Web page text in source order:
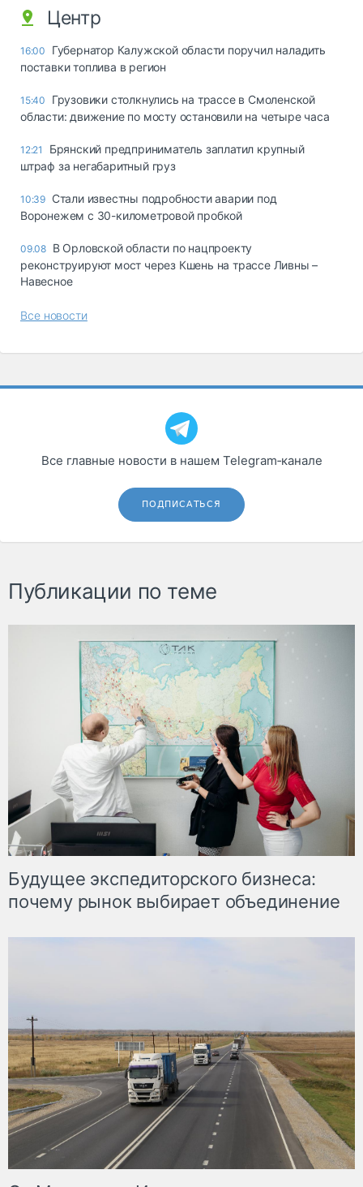
Центр
16:00
Губернатор Калужской области поручил наладить
поставки топлива в регион
15:40
Грузовики столкнулись на трассе в Смоленской
области: движение по мосту остановили на четыре часа
12:21
Брянский предприниматель заплатил крупный
штраф за негабаритный груз
10:39 Стали известны подробности аварии под
Воронежем с 30-километровой пробкой
09.08 В Орловской области по нацпроекту
реконструируют мост через Кшень на трассе Ливны –
Навесное
Все новости
Все главные новости в нашем Telegram‑канале
ПОДПИСАТЬСЯ
Публикации по теме
Будущее экспедиторского бизнеса:
почему рынок выбирает объединение